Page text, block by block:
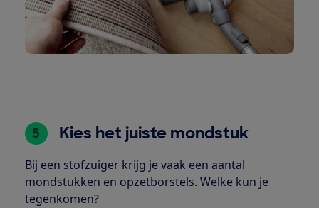
5 Kies het juiste mondstuk
Bij een stofzuiger krijg je vaak een aantal
mondstukken en opzetborstels. Welke kun je
tegenkomen?